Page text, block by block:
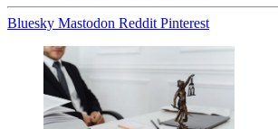
Bluesky Mastodon Reddit Pinterest